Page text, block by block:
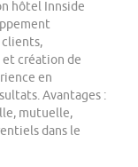
hôtel Innside
création de
en
Avantages :
mutuelle,
dans le